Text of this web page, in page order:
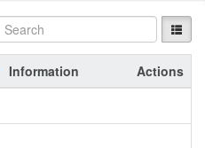
Information
Actions